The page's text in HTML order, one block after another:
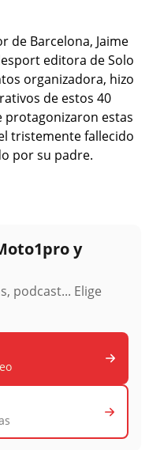
de Barcelona, Jaime
editora de Solo
organizadora, hizo
de estos 40
protagonizaron estas
tristemente fallecido
por su padre.
y
podcast... Elige